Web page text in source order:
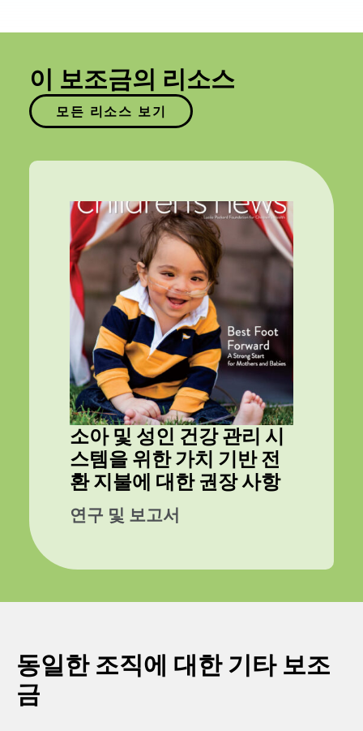
이 보조금의 리소스
모든 리소스 보기
소아 및 성인 건강 관리 시
스템을 위한 가치 기반 전
환 지불에 대한 권장 사항
연구 및 보고서
동일한 조직에 대한 기타 보조
금